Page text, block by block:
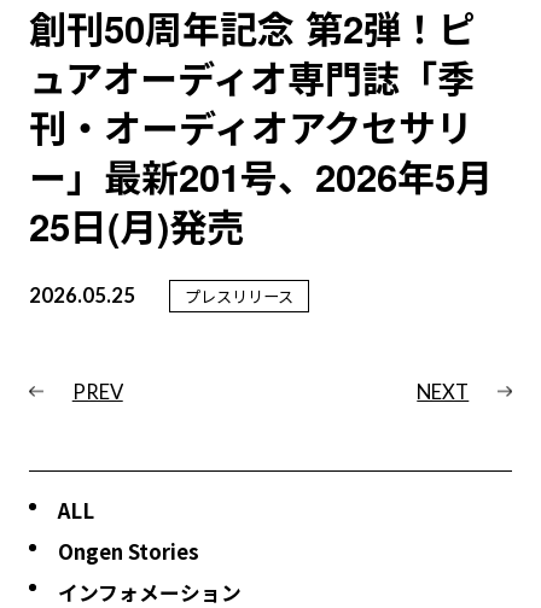
創刊50周年記念 第2弾！ピ
ュアオーディオ専門誌「季
刊・オーディオアクセサリ
ー」最新201号、2026年5月
25日(月)発売
2026.05.25 プレスリリース
PREV NEXT
ALL
Ongen Stories
インフォメーション